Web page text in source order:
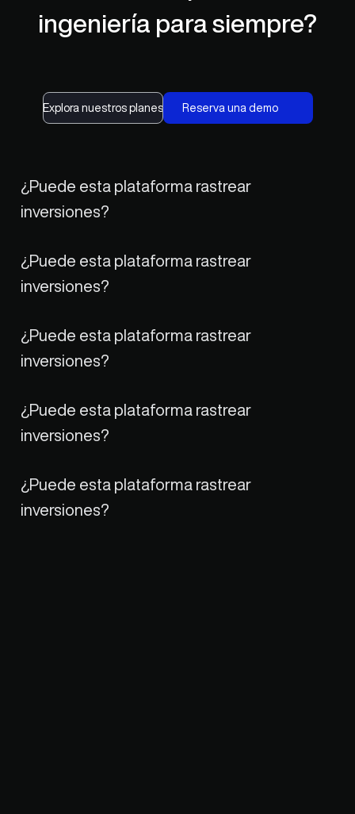
ingeniería para siempre?
Explora nuestros planes Reserva una demo
¿Puede esta plataforma rastrear
inversiones?
¿Puede esta plataforma rastrear
inversiones?
¿Puede esta plataforma rastrear
inversiones?
¿Puede esta plataforma rastrear
inversiones?
¿Puede esta plataforma rastrear
inversiones?